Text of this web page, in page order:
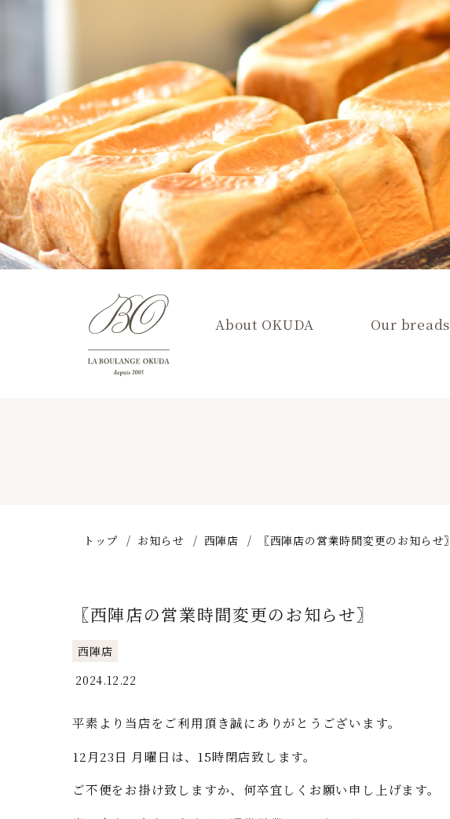
About OKUDA Our breads
トップ お知らせ 西陣店 〖西陣店の営業時間変更のお知らせ〗
〖西陣店の営業時間変更のお知らせ〗
西陣店
2024.12.22
平素より当店をご利用頂き誠にありがとうございます。
12月23日 月曜日は、15時閉店致します。
ご不便をお掛け致しますか、何卒宜しくお願い申し上げます。